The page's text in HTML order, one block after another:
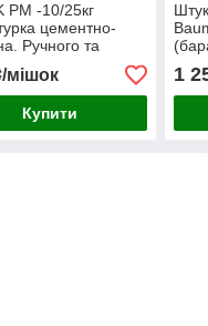
PM -10/25кг
цементно-
Ручного та
нанесення.
Купити
1